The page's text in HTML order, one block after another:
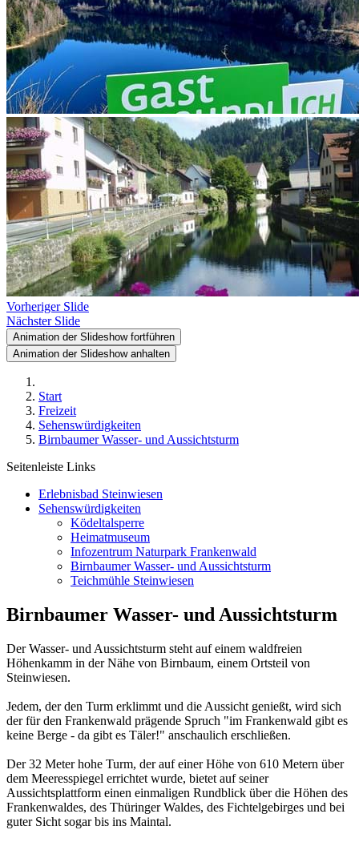
Vorheriger Slide
Nächster Slide
Animation der Slideshow fortführen
Animation der Slideshow anhalten
Start
Freizeit
Sehenswürdigkeiten
Birnbaumer Wasser- und Aussichtsturm
Seitenleiste Links
Erlebnisbad Steinwiesen
Sehenswürdigkeiten
Ködeltalsperre
Heimatmuseum
Infozentrum Naturpark Frankenwald
Birnbaumer Wasser- und Aussichtsturm
Teichmühle Steinwiesen
Birnbaumer Wasser- und Aussichtsturm
Der Wasser- und Aussichtsturm steht auf einem waldfreien
Höhenkamm in der Nähe von Birnbaum, einem Ortsteil von
Steinwiesen.
Jedem, der den Turm erklimmt und die Aussicht genießt, wird sich
der für den Frankenwald prägende Spruch "im Frankenwald gibt es
keine Berge - da gibt es Täler!" anschaulich erschließen.
Der 32 Meter hohe Turm, der auf einer Höhe von 610 Metern über
dem Meeresspiegel errichtet wurde, bietet auf seiner
Aussichtsplattform einen einmaligen Rundblick über die Höhen des
Frankenwaldes, des Thüringer Waldes, des Fichtelgebirges und bei
guter Sicht sogar bis ins Maintal.